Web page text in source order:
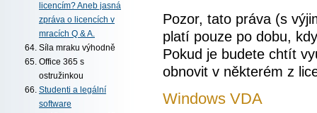
licencím? Aneb jasná
zpráva o licencích v
mracích Q & A.
Síla mraku výhodně
Office 365 s
ostružinkou
Studenti a legální
software
Pozor, tato práva (s
platí pouze po dobu,
Pokud je budete chtít
obnovit v některém z
Windows VDA